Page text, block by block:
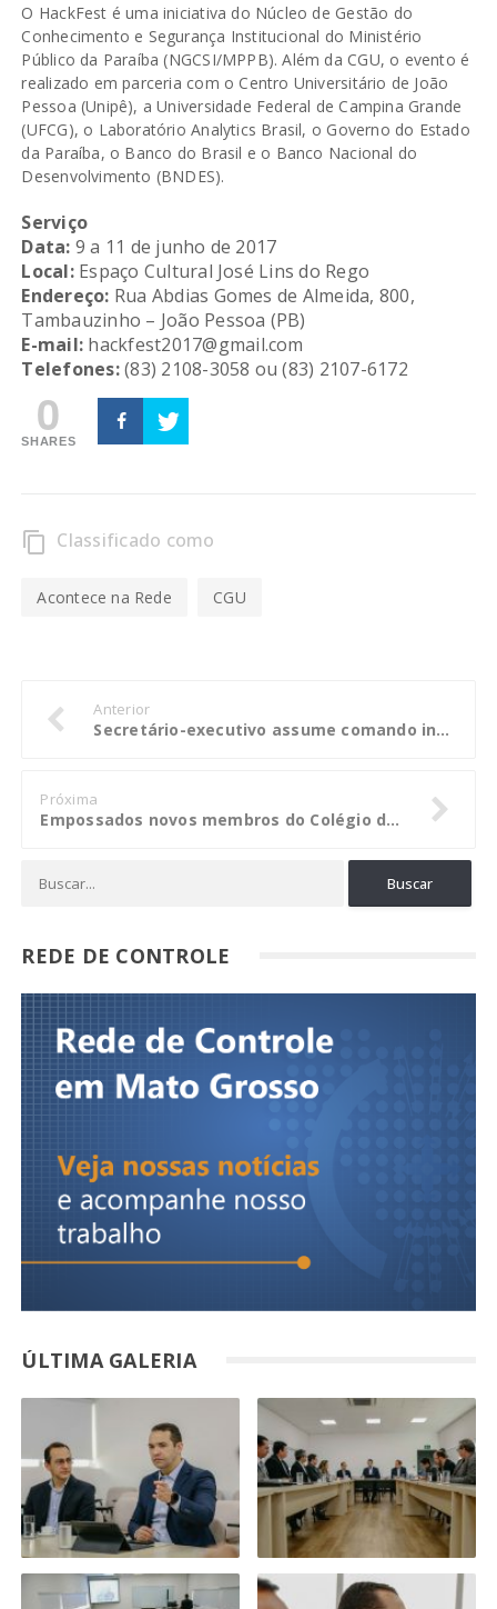
O HackFest é uma iniciativa do Núcleo de Gestão do
Conhecimento e Segurança Institucional do Ministério
Público da Paraíba (NGCSI/MPPB). Além da CGU, o evento é
realizado em parceria com o Centro Universitário de João
Pessoa (Unipê), a Universidade Federal de Campina Grande
(UFCG), o Laboratório Analytics Brasil, o Governo do Estado
da Paraíba, o Banco do Brasil e o Banco Nacional do
Desenvolvimento (BNDES).
Serviço
Data: 9 a 11 de junho de 2017
Local:Espaço Cultural José Lins do Rego
Endereço: Rua Abdias Gomes de Almeida, 800,
Tambauzinho – João Pessoa (PB)
E-mail: hackfest2017@gmail.com
Telefones:(83) 2108-3058 ou (83) 2107-6172
0
SHARES
content_copy Classificado como
Acontece na Rede CGU
Anterior
Secretário-executivo assume comando interino do Ministério da Transparência
Próxima
Empossados novos membros do Colégio de Procuradores da PGE
REDE DE CONTROLE
ÚLTIMA GALERIA